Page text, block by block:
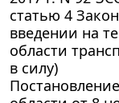
статью 4
введении на
области
в силу)